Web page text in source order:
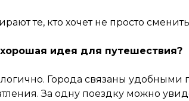
те, кто хочет не просто
идея для путешествия?
Города связаны
За одну поездку можно